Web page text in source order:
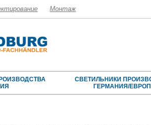
Монтаж
СВЕТИЛЬНИКИ
ГЕРМАНИЯ/